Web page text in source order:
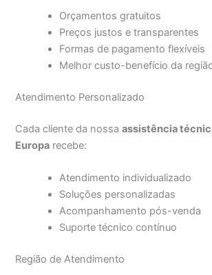
Orçamentos gratuitos
Preços justos e transparentes
Formas de pagamento flexíveis
Melhor custo-benefício da
Atendimento Personalizado
Cada cliente da nossaassistência
Europa recebe:
Atendimento individualizado
Soluções personalizadas
Acompanhamento pós-venda
Suporte técnico contínuo
Região de Atendimento